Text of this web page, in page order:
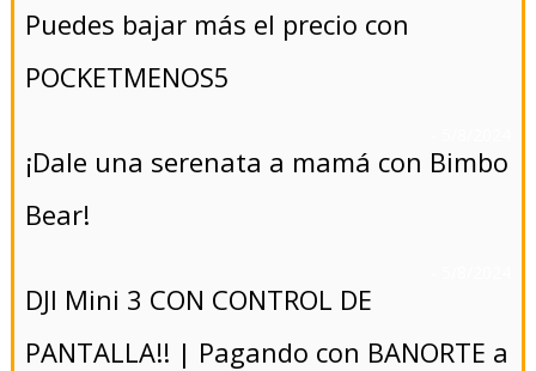
Puedes bajar más el precio con
POCKETMENOS5
¡Dale una serenata a mamá con Bimbo
Bear!
DJI Mini 3 CON CONTROL DE
PANTALLA!! | Pagando con BANORTE a